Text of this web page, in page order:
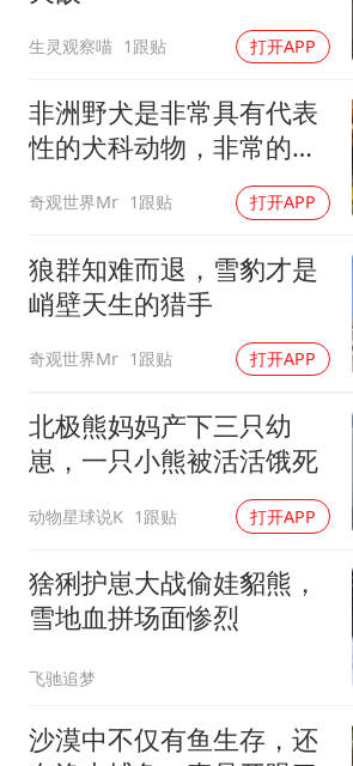
胡彦斌获《歌
38岁演员求职
夯实基础开新
生灵观察喵 1跟贴 打开APP
非洲野犬是非常具有代表
性的犬科动物，非常的忠
奇观世界Mr 1跟贴 打开APP
狼群知难而退，雪豹才是
峭壁天生的猎手
奇观世界Mr 1跟贴 打开APP
北极熊妈妈产下三只幼
崽，一只小熊被活活饿死
动物星球说K 1跟贴 打开APP
猞猁护崽大战偷娃貂熊，
雪地血拼场面惨烈
飞驰追梦
沙漠中不仅有鱼生存，还